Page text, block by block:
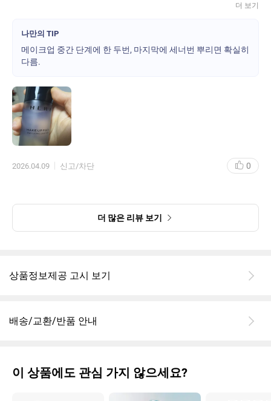
기존에 타브랜드 팍서는 분사할 때 자꾸 질질
세서 손이나 옷에 묻기 일수였는데 그런 거
전혀 1도 없고 무엇보다 지속력이 짱이여서
진짜 깜놀ㅎ "역시 비싼 값을 하구나."
더 보기
나만의 TIP
메이크업 중간 단계에 한 두번, 마지막에 세너번 뿌리면 확실히
다름.
2026.04.09 신고/차단 0
더 많은 리뷰 보기
상품정보제공 고시 보기
배송/교환/반품 안내
이 상품에도 관심 가지 않으세요?